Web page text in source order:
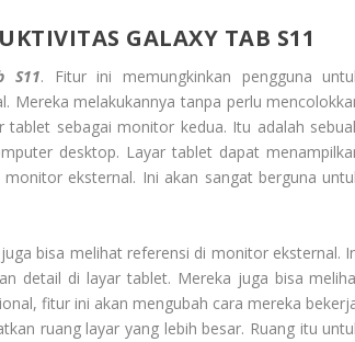
GALAXY TAB S11
S11. Fitur ini memungkinkan pengguna
Mereka melakukannya tanpa perlu
tablet sebagai monitor kedua. Itu adalah
desktop. Layar tablet dapat
eksternal. Ini akan sangat berguna
bisa melihat referensi di monitor eksternal.
detail di layar tablet. Mereka juga bisa
fitur ini akan mengubah cara mereka
ruang layar yang lebih besar. Ruang itu